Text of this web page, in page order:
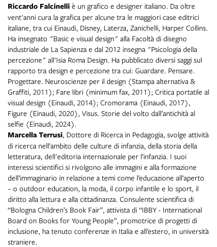
Riccardo Falcinelli è un grafico e designer italiano. Da oltre
vent'anni cura la grafica per alcune tra le maggiori case editrici
italiane, tra cui Einaudi, Disney, Laterza, Zanichelli, Harper Collins.
Ha insegnato "Basic e visual design" alla Facoltà di disegno
industriale de La Sapienza e dal 2012 insegna "Psicologia della
percezione" all'Isia Roma Design. Ha pubblicato diversi saggi sul
rapporto tra design e percezione tra cui: Guardare. Pensare.
Progettare. Neuroscienze per il design (Stampa alternativa &
Graffiti, 2011); Fare libri (minimum fax, 2011); Critica portatile al
visual design (Einaudi, 2014); Cromorama (Einaudi, 2017),
Figure (Einaudi, 2020), Visus. Storie del volto dall’antichità al
selfie (Einaudi, 2024).
Marcella Terrusi, Dottore di Ricerca in Pedagogia, svolge attività
di ricerca nell’ambito delle culture di infanzia, della storia della
letteratura, dell'editoria internazionale per l’infanzia. I suoi
interessi scientifici si rivolgono alle immagini e alla formazione
dell’immaginario in relazione a temi come l’educazione all’aperto
– o outdoor education, la moda, il corpo infantile e lo sport, il
diritto alla lettura e alla cittadinanza. Consulente scientifica di
“Bologna Children’s Book Fair”, attivista di “IBBY - International
Board on Books for Young People”, promotrice di progetti di
inclusione, ha tenuto conferenze in Italia e all’estero, in università
straniere.